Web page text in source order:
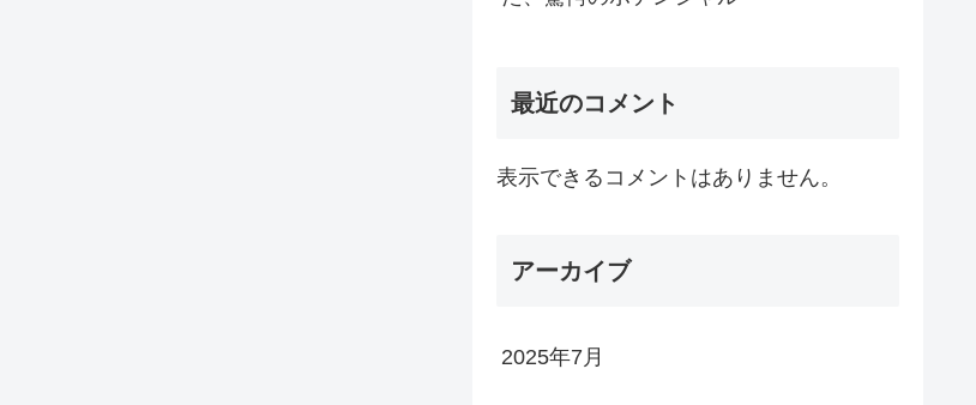
最近のコメント
表示できるコメントはありません。
アーカイブ
2025年7月